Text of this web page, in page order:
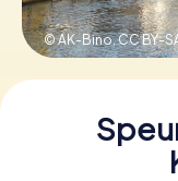
© AK-Bino,CC BY-